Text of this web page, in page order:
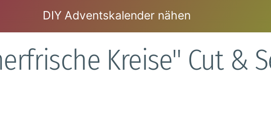
DIY Adventskalender nähen
Kreise" Cut &